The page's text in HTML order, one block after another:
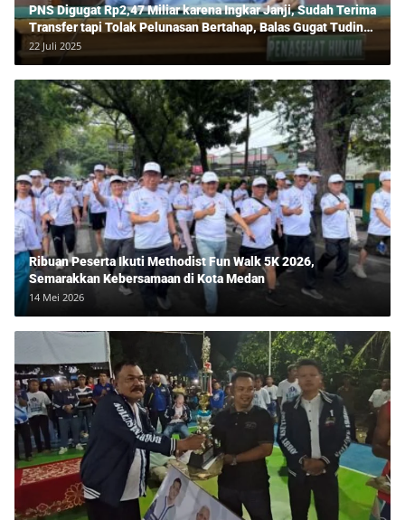
PNS Digugat Rp2,47 Miliar karena Ingkar Janji, Sudah Terima
Transfer tapi Tolak Pelunasan Bertahap, Balas Gugat Tuding
Lawan Tipu Rp850 Juta
22 Juli 2025
Ribuan Peserta Ikuti Methodist Fun Walk 5K 2026,
Semarakkan Kebersamaan di Kota Medan
14 Mei 2026